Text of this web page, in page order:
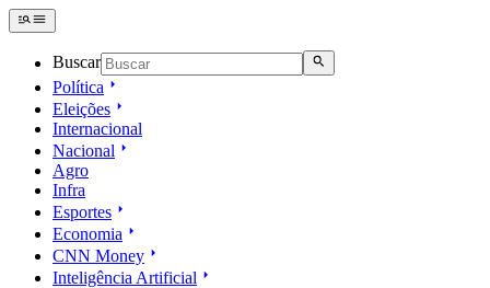
Buscar
Política
Eleições
Internacional
Nacional
Agro
Infra
Esportes
Economia
CNN Money
Inteligência Artificial